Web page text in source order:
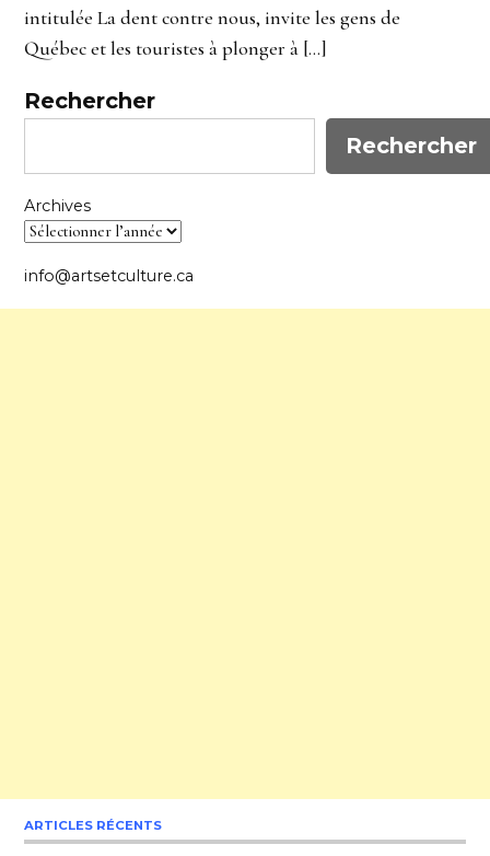
intitulée La dent contre nous, invite les gens de
Québec et les touristes à plonger à […]
Rechercher
Rechercher
Archives
info@artsetculture.ca
ARTICLES RÉCENTS